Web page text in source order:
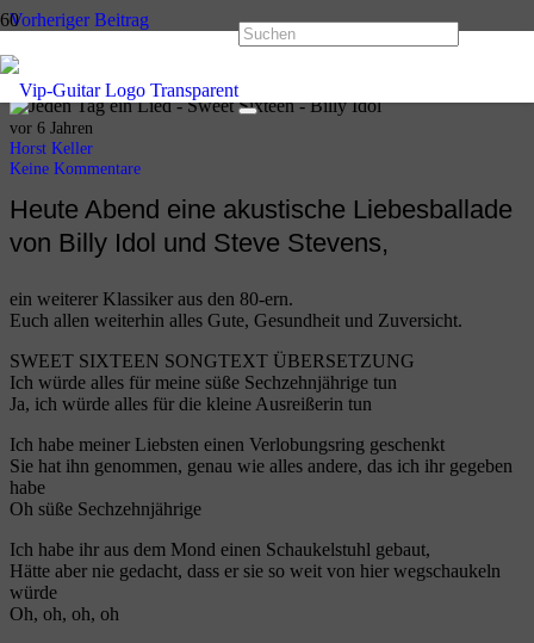
Vorheriger Beitrag
Jeden Tag ein Lied Nr. 13 – I’m on Fire von Bruce Springsteen
Nächster Beitrag
Jeden Tag ein Lied Tag 15 – Alright von Reamonn
vor 6 Jahren
Horst Keller
Keine Kommentare
Heute Abend eine akustische Liebesballade
von Billy Idol und Steve Stevens,
ein weiterer Klassiker aus den 80-ern.
Euch allen weiterhin alles Gute, Gesundheit und Zuversicht.
SWEET SIXTEEN SONGTEXT ÜBERSETZUNG
Ich würde alles für meine süße Sechzehnjährige tun
Ja, ich würde alles für die kleine Ausreißerin tun
Ich habe meiner Liebsten einen Verlobungsring geschenkt
Sie hat ihn genommen, genau wie alles andere, das ich ihr gegeben
habe
Oh süße Sechzehnjährige
Ich habe ihr aus dem Mond einen Schaukelstuhl gebaut,
Hätte aber nie gedacht, dass er sie so weit von hier wegschaukeln
würde
Oh, oh, oh, oh